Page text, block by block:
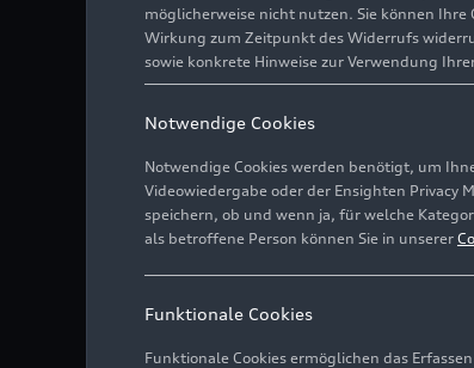
möglicherweise nicht nutzen. Sie können
Wirkung zum Zeitpunkt des Widerrufs
sowie konkrete Hinweise zur Verwendung
Notwendige Cookies
Notwendige Cookies werden benötigt, um
Videowiedergabe oder der Ensighten Privacy
speichern, ob und wenn ja, für welche
als betroffene Person können Sie in unserer
Funktionale Cookies
Funktionale Cookies ermöglichen das